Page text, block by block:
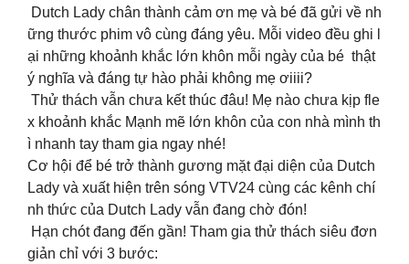
Dutch Lady chân thành cảm ơn mẹ và bé đã gửi về nh
ững thước phim vô cùng đáng yêu. Mỗi video đều ghi l
ại những khoảnh khắc lớn khôn mỗi ngày của bé thật
ý nghĩa và đáng tự hào phải không mẹ ơiiii?
Thử thách vẫn chưa kết thúc đâu! Mẹ nào chưa kịp fle
x khoảnh khắc Mạnh mẽ lớn khôn của con nhà mình th
ì nhanh tay tham gia ngay nhé!
Cơ hội để bé trở thành gương mặt đại diện của Dutch
Lady và xuất hiện trên sóng VTV24 cùng các kênh chí
nh thức của Dutch Lady vẫn đang chờ đón!
Hạn chót đang đến gần! Tham gia thử thách siêu đơn
giản chỉ với 3 bước: